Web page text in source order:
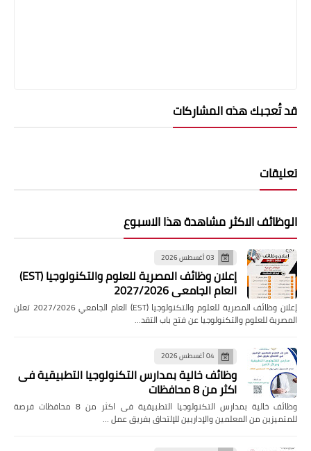
قد تُعجبك هذه المشاركات
تعليقات
الوظائف الاكثر مشاهدة هذا الاسبوع
03 أغسطس 2026
إعلان وظائف المصرية للعلوم والتكنولوجيا (EST)
العام الجامعي 2027/2026
إعلان وظائف المصرية للعلوم والتكنولوجيا (EST) العام الجامعي 2027/2026 تعلن
المصرية للعلوم والتكنولوجيا عن فتح باب التقد…
04 أغسطس 2026
وظائف خالية بمدارس التكنولوجيا التطبيقية فى
اكثر من 8 محافظات
وظائف خالية بمدارس التكنولوجيا التطبيقية فى اكثر من 8 محافظات فرصة
للمتميزين من المعلمين والإداريين للإلتحاق بفريق عمل …